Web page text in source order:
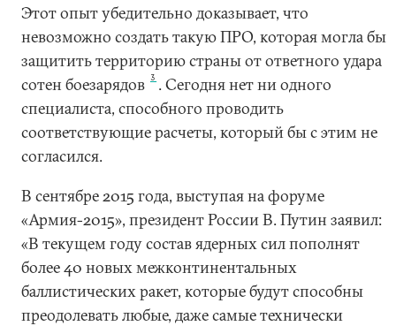
Этот опыт убедительно доказывает, что
невозможно создать такую ПРО, которая могла бы
защитить территорию страны от ответного удара
сотен боезарядов 3 . Сегодня нет ни одного
специалиста, способного проводить
соответствующие расчеты, который бы с этим не
согласился.
В сентябре 2015 года, выступая на форуме
«Армия-2015», президент России В. Путин заявил:
«В текущем году состав ядерных сил пополнят
более 40 новых межконтинентальных
баллистических ракет, которые будут способны
преодолевать любые, даже самые технически